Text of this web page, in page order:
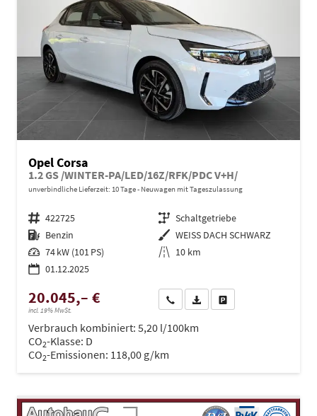
Opel Corsa
1.2 GS /WINTER-PA/LED/16Z/RFK/PDC V+H/
unverbindliche Lieferzeit: 10 Tage Neuwagen mit Tageszulassung
Fahrzeugnr. 422725 Getriebe Schaltgetriebe
Kraftstoff Benzin Außenfarbe WEISS DACH SCHWARZ
Leistung 74 kW (101 PS) Kilometerstand 10 km
01.12.2025
20.045,– €
incl. 19% MwSt.
Wir rufen Sie anPDF-Datei, Fahrzeugexposé
Verbrauch kombiniert: 5,20 l/100km
CO2-Klasse: D
CO2-Emissionen: 118,00 g/km